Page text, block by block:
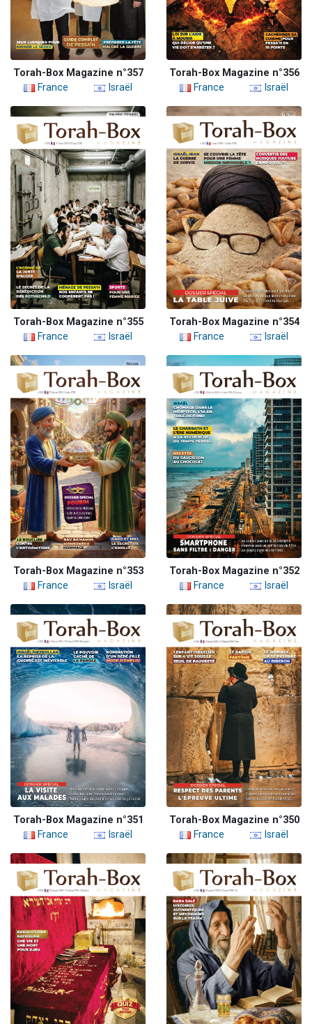
Torah-Box Magazine n°357
France
Israël
Torah-Box Magazine n°356
France
Israël
Torah-Box Magazine n°355
France
Israël
Torah-Box Magazine n°354
France
Israël
Torah-Box Magazine n°353
France
Israël
Torah-Box Magazine n°352
France
Israël
Torah-Box Magazine n°351
France
Israël
Torah-Box Magazine n°350
France
Israël